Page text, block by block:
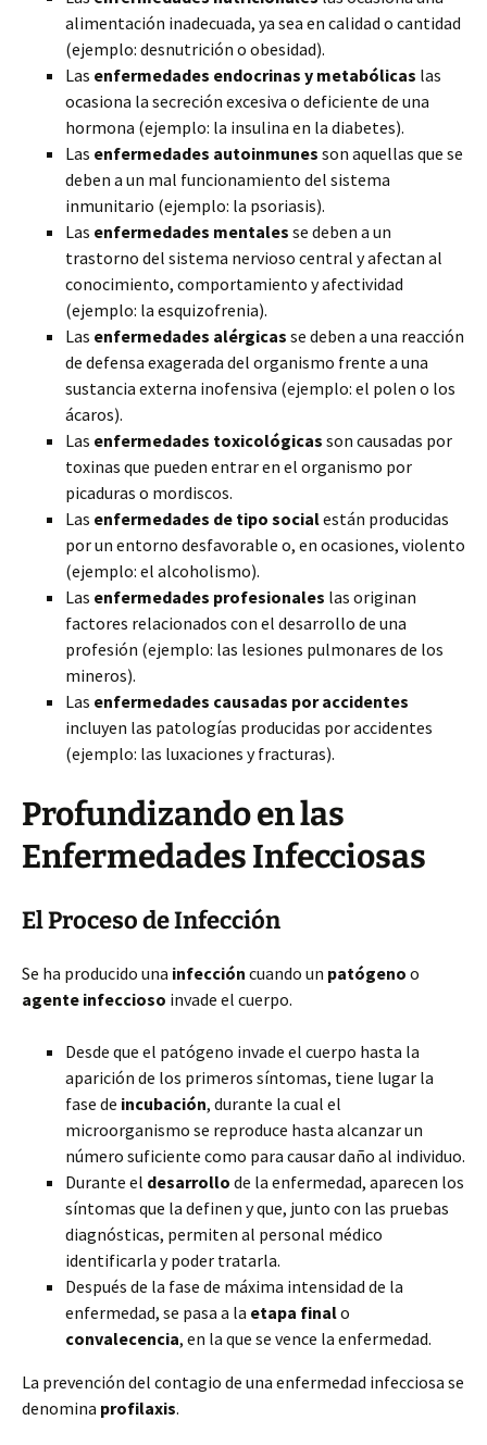
alimentación inadecuada, ya sea en calidad o cantidad
(ejemplo: desnutrición o obesidad).
Las enfermedades endocrinas y metabólicas las
ocasiona la secreción excesiva o deficiente de una
hormona (ejemplo: la insulina en la diabetes).
Las enfermedades autoinmunes son aquellas que se
deben a un mal funcionamiento del sistema
inmunitario (ejemplo: la psoriasis).
Las enfermedades mentales se deben a un
trastorno del sistema nervioso central y afectan al
conocimiento, comportamiento y afectividad
(ejemplo: la esquizofrenia).
Las enfermedades alérgicas se deben a una reacción
de defensa exagerada del organismo frente a una
sustancia externa inofensiva (ejemplo: el polen o los
ácaros).
Las enfermedades toxicológicas son causadas por
toxinas que pueden entrar en el organismo por
picaduras o mordiscos.
Las enfermedades de tipo socialestán producidas
por un entorno desfavorable o, en ocasiones, violento
(ejemplo: el alcoholismo).
Las enfermedades profesionales las originan
factores relacionados con el desarrollo de una
profesión (ejemplo: las lesiones pulmonares de los
mineros).
Las enfermedades causadas por accidentes
incluyen las patologías producidas por accidentes
(ejemplo: las luxaciones y fracturas).
Profundizando en las
Enfermedades Infecciosas
El Proceso de Infección
Se ha producido una infección cuando un patógeno o
agente infeccioso invade el cuerpo.
Desde que el patógeno invade el cuerpo hasta la
aparición de los primeros síntomas, tiene lugar la
fase de incubación, durante la cual el
microorganismo se reproduce hasta alcanzar un
número suficiente como para causar daño al individuo.
Durante el desarrollo de la enfermedad, aparecen los
síntomas que la definen y que, junto con las pruebas
diagnósticas, permiten al personal médico
identificarla y poder tratarla.
Después de la fase de máxima intensidad de la
enfermedad, se pasa a la etapa finalo
convalecencia, en la que se vence la enfermedad.
La prevención del contagio de una enfermedad infecciosa se
denomina profilaxis.